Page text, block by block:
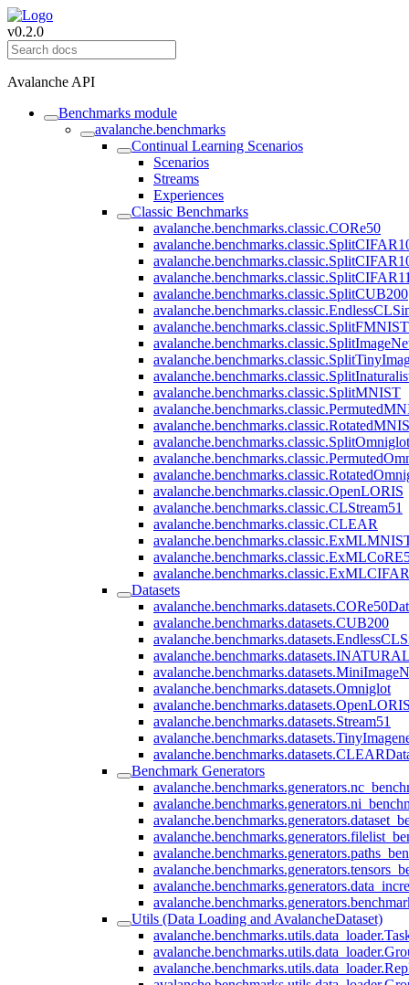
v0.2.0
Avalanche API
Benchmarks module
avalanche.benchmarks
Continual Learning Scenarios
Scenarios
Streams
Experiences
Classic Benchmarks
avalanche.benchmarks.classic.CORe50
avalanche.benchmarks.classic.SplitCUB200
avalanche.benchmarks.classic.SplitFMNIST
avalanche.benchmarks.classic.SplitMNIST
avalanche.benchmarks.classic.SplitOmniglot
avalanche.benchmarks.classic.OpenLORIS
avalanche.benchmarks.classic.CLStream51
avalanche.benchmarks.classic.CLEAR
Datasets
avalanche.benchmarks.datasets.CUB200
avalanche.benchmarks.datasets.Omniglot
avalanche.benchmarks.datasets.Stream51
Benchmark Generators
Utils (Data Loading and AvalancheDataset)